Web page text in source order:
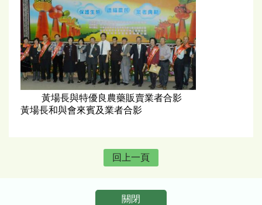
黃場長與特優良農藥販賣業者合影
黃場長和與會來賓及業者合影
回上一頁
關閉